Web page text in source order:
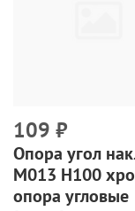
109 ₽
Опора угол
М013 Н100
опора угловые